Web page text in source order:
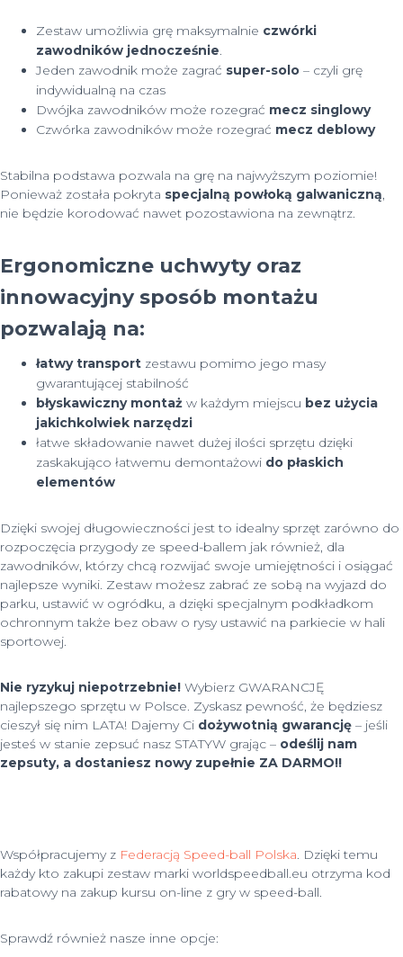
Zestaw umożliwia grę maksymalnie czwórki
zawodników jednocześnie
Jeden zawodnik może zagrać super-solo – czyli grę
indywidualną na czas
Dwójka zawodników może rozegrać mecz singlowy
Czwórka zawodników może rozegrać mecz deblowy
Stabilna podstawa pozwala na grę na najwyższym poziomie!
Ponieważ została pokryta specjalną powłoką galwaniczną
nie będzie korodować nawet pozostawiona na zewnątrz.
Ergonomiczne uchwyty oraz
innowacyjny sposób montażu
pozwalają na:
łatwy transport zestawu pomimo jego masy
gwarantującej stabilność
błyskawiczny montaż w każdym miejscu bez użycia
jakichkolwiek narzędzi
łatwe składowanie nawet dużej ilości sprzętu dzięki
zaskakująco łatwemu demontażowi do płaskich
elementów
Dzięki swojej długowieczności jest to idealny sprzęt zarówno do
rozpoczęcia przygody ze speed-ballem jak również, dla
zawodników, którzy chcą rozwijać swoje umiejętności i osiągać
najlepsze wyniki. Zestaw możesz zabrać ze sobą na wyjazd do
parku, ustawić w ogródku, a dzięki specjalnym podkładkom
ochronnym także bez obaw o rysy ustawić na parkiecie w hali
sportowej.
Nie ryzykuj niepotrzebnie! Wybierz GWARANCJĘ
najlepszego sprzętu w Polsce. Zyskasz pewność, że będziesz
cieszył się nim LATA! Dajemy Ci dożywotnią gwarancję – jeśli
jesteś w stanie zepsuć nasz STATYW grając – odeślij nam
zepsuty, a dostaniesz nowy zupełnie ZA DARMO!!
Współpracujemy z Federacją Speed-ball Polska . Dzięki temu
każdy kto zakupi zestaw marki worldspeedball.eu otrzyma kod
rabatowy na zakup kursu on-line z gry w speed-ball.
Sprawdź również nasze inne opcje: